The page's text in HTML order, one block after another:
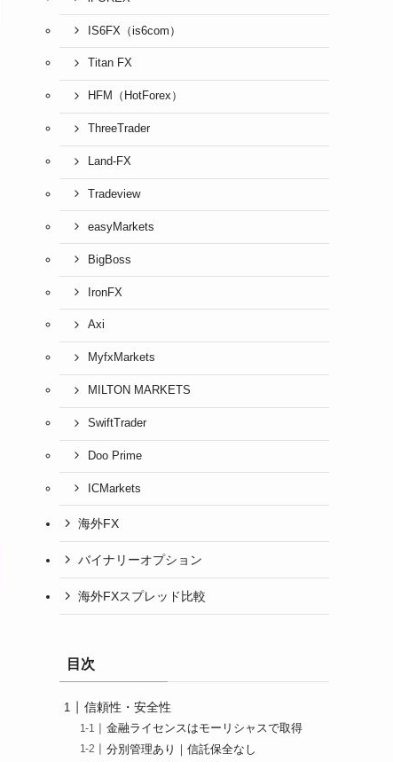
IS6FX（is6com）
Titan FX
HFM（HotForex）
ThreeTrader
Land-FX
Tradeview
easyMarkets
BigBoss
IronFX
Axi
MyfxMarkets
MILTON MARKETS
SwiftTrader
Doo Prime
ICMarkets
海外FX
バイナリーオプション
海外FXスプレッド比較
目次
信頼性・安全性
金融ライセンスはモーリシャスで取得
分別管理あり｜信託保全なし